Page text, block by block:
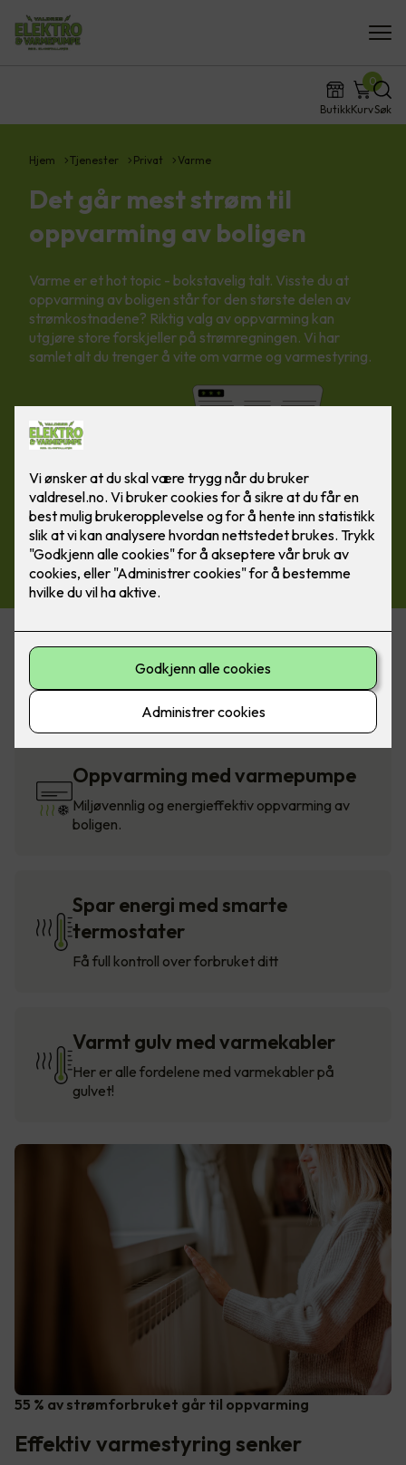
ButikkKurv
0
Søk
Hjem Tjenester Privat Varme
Det går mest strøm til
oppvarming av boligen
Varme er et hot topic - bokstavelig talt. Visste du at
oppvarming av boligen står for den største delen av
strømkostnadene? Riktig valg av oppvarming kan
utgjøre store forskjeller på strømregningen. Vi har
samlet alt du trenger å vite om varme og varmestyring.
Hvorfor bør du velge panelovn?
Panelovner fra Nobø og Dimplex
Oppvarming med varmepumpe
Miljøvennlig og energieffektiv oppvarming av
boligen.
Spar energi med smarte
termostater
Få full kontroll over forbruket ditt
Varmt gulv med varmekabler
Her er alle fordelene med varmekabler på
gulvet!
55 % av strømforbruket går til oppvarming
Effektiv varmestyring senker